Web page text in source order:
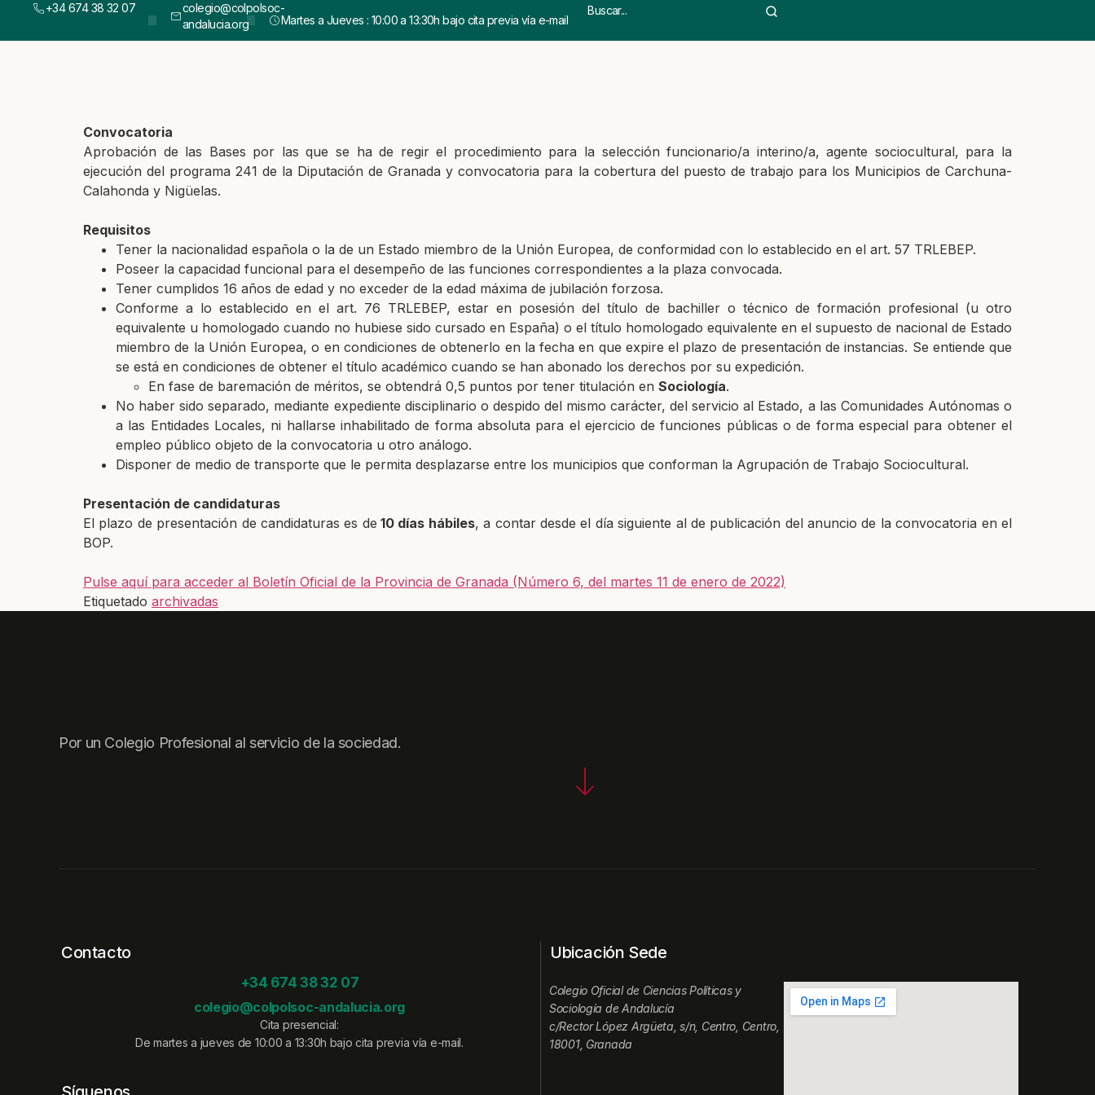
+34 674 38 32 07
colegio@colpolsoc-
andalucia.org
Martes a Jueves : 10:00 a 13:30h bajo cita previa vía e-mail
Convocatoria
Aprobación de las Bases por las que se ha de regir el procedimiento para la selección funcionario/a interino/a, agente sociocultural, para la
ejecución del programa 241 de la Diputación de Granada y convocatoria para la cobertura del puesto de trabajo para los Municipios de Carchuna-
Calahonda y Nigüelas.
Requisitos
Tener la nacionalidad española o la de un Estado miembro de la Unión Europea, de conformidad con lo establecido en el art. 57 TRLEBEP.
Poseer la capacidad funcional para el desempeño de las funciones correspondientes a la plaza convocada.
Tener cumplidos 16 años de edad y no exceder de la edad máxima de jubilación forzosa.
Conforme a lo establecido en el art. 76 TRLEBEP, estar en posesión del título de bachiller o técnico de formación profesional (u otro
equivalente u homologado cuando no hubiese sido cursado en España) o el título homologado equivalente en el supuesto de nacional de Estado
miembro de la Unión Europea, o en condiciones de obtenerlo en la fecha en que expire el plazo de presentación de instancias. Se entiende que
se está en condiciones de obtener el título académico cuando se han abonado los derechos por su expedición.
En fase de baremación de méritos, se obtendrá 0,5 puntos por tener titulación en Sociología.
No haber sido separado, mediante expediente disciplinario o despido del mismo carácter, del servicio al Estado, a las Comunidades Autónomas o
a las Entidades Locales, ni hallarse inhabilitado de forma absoluta para el ejercicio de funciones públicas o de forma especial para obtener el
empleo público objeto de la convocatoria u otro análogo.
Disponer de medio de transporte que le permita desplazarse entre los municipios que conforman la Agrupación de Trabajo Sociocultural.
Presentación de candidaturas
El plazo de presentación de candidaturas es de 10 días hábiles, a contar desde el día siguiente al de publicación del anuncio de la convocatoria en el
BOP.
Pulse aquí para acceder al Boletín Oficial de la Provincia de Granada (Número 6, del martes 11 de enero de 2022)
Etiquetado archivadas
Por un Colegio Profesional al servicio de la sociedad.
Contacto
+34 674 38 32 07
colegio@colpolsoc-andalucia.org
Cita presencial:
De martes a jueves de 10:00 a 13:30h bajo cita previa vía e-mail.
Ubicación Sede
Colegio Oficial de Ciencias Políticas y
Sociología de Andalucía
c/Rector López Argüeta, s/n, Centro, Centro,
18001, Granada